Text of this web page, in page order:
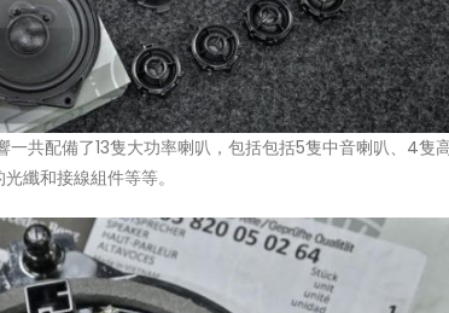
共配備了13隻大功率喇叭，包括包括5隻中音喇叭、4隻
纖和接線組件等等。